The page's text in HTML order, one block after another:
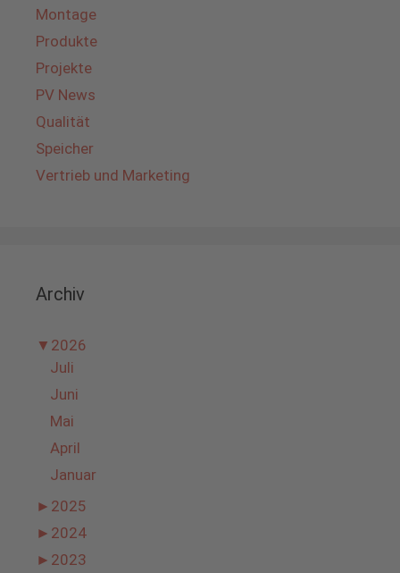
Montage
Produkte
Projekte
PV News
Qualität
Speicher
Vertrieb und Marketing
Archiv
▼ 2026
Juli
Juni
Mai
April
Januar
► 2025
► 2024
► 2023